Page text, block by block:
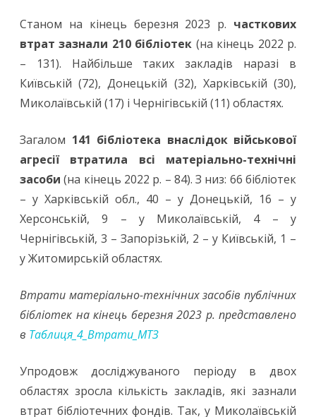
Станом на кінець березня 2023 р. часткових
втрат зазнали 210 бібліотек (на кінець 2022 р.
– 131). Найбільше таких закладів наразі в
Київській (72), Донецькій (32), Харківській (30),
Миколаївській (17) і Чернігівській (11) областях.
Загалом 141 бібліотека внаслідок військової
агресії втратила всі матеріально-технічні
засоби (на кінець 2022 р. – 84). З низ: 66 бібліотек
– у Харківській обл., 40 – у Донецькій, 16 – у
Херсонській, 9 – у Миколаївській, 4 – у
Чернігівській, 3 – Запорізькій, 2 – у Київській, 1 –
у Житомирській областях.
Втрати матеріально-технічних засобів публічних
бібліотек на кінець березня 2023 р. представлено
в Таблиця_4_Втрати_МТЗ
Упродовж досліджуваного періоду в двох
областях зросла кількість закладів, які зазнали
втрат бібліотечних фондів. Так, у Миколаївській